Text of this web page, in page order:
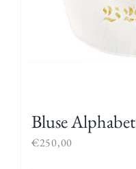
Bluse Alphabet
€250,00